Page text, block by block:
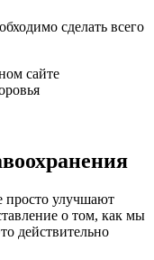
сделать всего
сайте
улучшают
о том, как мы
действительно